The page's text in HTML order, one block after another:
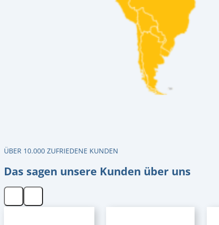
ÜBER 10.000 ZUFRIEDENE KUNDEN
Das sagen unsere Kunden über uns